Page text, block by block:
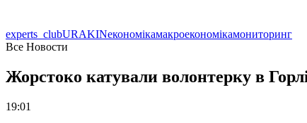
experts_clubURAKINекономікамакроекономікамониторинг
Все Новости
Жорстоко катували волонтерку в
19:01